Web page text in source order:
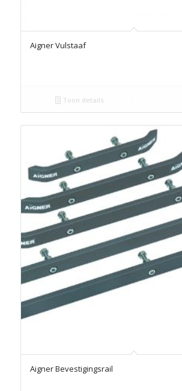
Aigner Vulstaaf
Toon details
Aigner Bevestigingsrail